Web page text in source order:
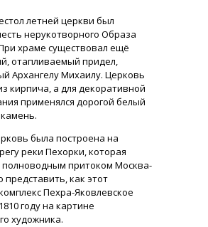
летней церкви был
нерукотворного Образа
храме существовал ещё
отапливаемый придел,
Архангелу Михаилу. Церковь
кирпича, а для декоративной
применялся дорогой белый
была построена на
реки Пехорки, которая
притоком Москва-
как этот
Пехра-Яковлевское
году на картине
художника.